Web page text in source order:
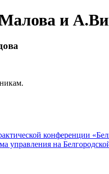
и
конференции
управления на